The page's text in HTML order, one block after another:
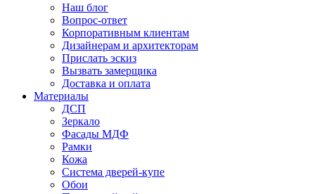
Наш блог
Вопрос-ответ
Корпоративным клиентам
Дизайнерам и архитекторам
Прислать эскиз
Вызвать замерщика
Доставка и оплата
Материалы
ДСП
Зеркало
Фасады МДФ
Рамки
Кожа
Система дверей-купе
Обои